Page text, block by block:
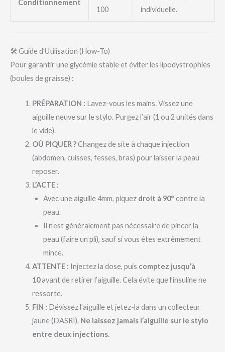
Conditionnement
100
individuelle.
🛠️ Guide d’Utilisation (How-To)
Pour garantir une glycémie stable et éviter les lipodystrophies
(boules de graisse) :
PRÉPARATION : Lavez-vous les mains. Vissez une
aiguille neuve sur le stylo. Purgez l’air (1 ou 2 unités dans
le vide).
OÙ PIQUER ?Changez de site à chaque injection
(abdomen, cuisses, fesses, bras) pour laisser la peau
reposer.
L’ACTE :
Avec une aiguille 4mm, piquez droit à 90° contre la
peau.
Il n’est généralement pas nécessaire de pincer la
peau (faire un pli), sauf si vous êtes extrêmement
mince.
ATTENTE : Injectez la dose, puis comptez jusqu’à
10avant de retirer l’aiguille. Cela évite que l’insuline ne
ressorte.
FIN : Dévissez l’aiguille et jetez-la dans un collecteur
jaune (DASRI). Ne laissez jamais l’aiguille sur le stylo
entre deux injections.